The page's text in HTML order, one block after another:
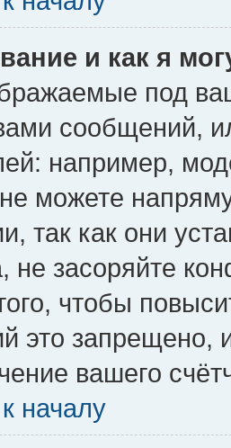
и как я
под
сообщений,
например,
можете
так как они
не засоряйте
чтобы
это запрещено,
вашего
началу